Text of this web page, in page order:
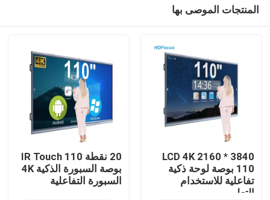
مسكن
المنتجات الموصى بها
3840 * 2160 LCD 4K
110 بوصة لوحة ذكية
تفاعلية للاستخدام
التعليمي
20 نقطة IR Touch 110
بوصة السبورة الذكية 4K
السبورة التفاعلية